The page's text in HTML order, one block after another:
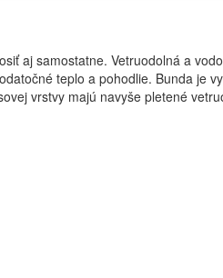
aj samostatne. Vetruodolná a
teplo a pohodlie. Bunda je
vrstvy majú navyše pletené